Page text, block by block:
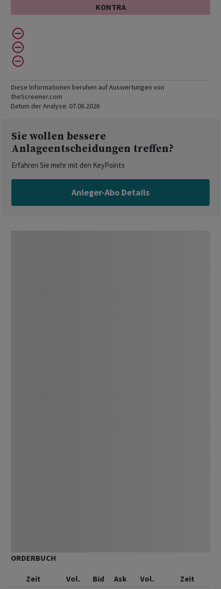
KONTRA
Diese Informationen beruhen auf Auswertungen von
theScreener.com
Datum der Analyse: 07.08.2026
Sie wollen bessere
Anlageentscheidungen treffen?
Erfahren Sie mehr mit den KeyPoints
Anleger-Abo Details
ORDERBUCH
Zeit Vol. Bid Ask Vol.
Zeit